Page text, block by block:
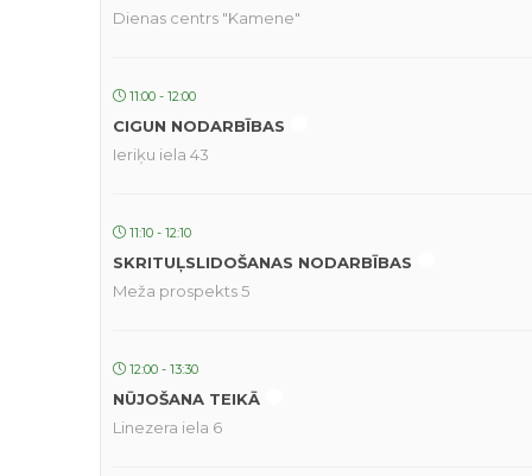
Dienas centrs "Kamene"
11:00 - 12:00
CIGUN NODARBĪBAS
Ieriķu iela 43
11:10 - 12:10
SKRITUĻSLIDOŠANAS NODARBĪBAS
Meža prospekts 5
12:00 - 13:30
NŪJOŠANA TEIKĀ
Linezera iela 6